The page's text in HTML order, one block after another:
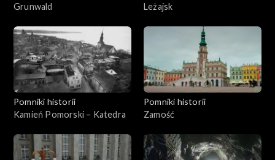
Grunwald
Leżajsk
Pomniki historii
Kamień Pomorski – Katedra
Pomniki historii
Zamość